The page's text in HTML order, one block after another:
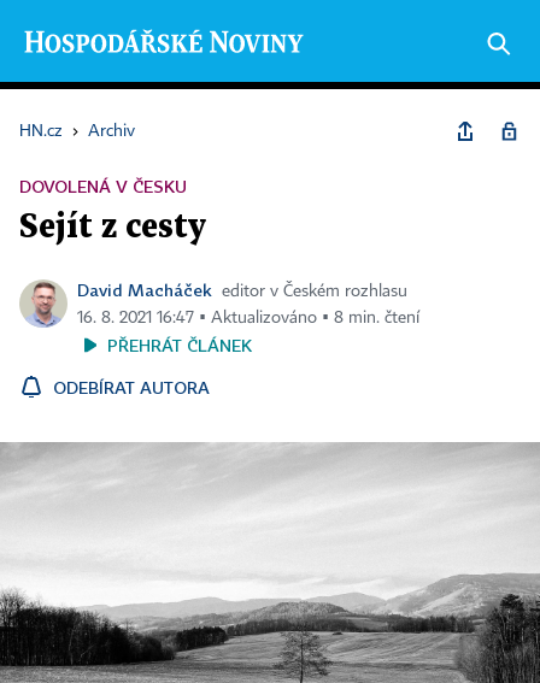
HN.cz › Archiv
DOVOLENÁ V ČESKU
Sejít z cesty
David Macháček
editor v Českém rozhlasu
16. 8. 2021 16:47 ▪ Aktualizováno ▪ 8 min. čtení
PŘEHRÁT ČLÁNEK
ODEBÍRAT AUTORA